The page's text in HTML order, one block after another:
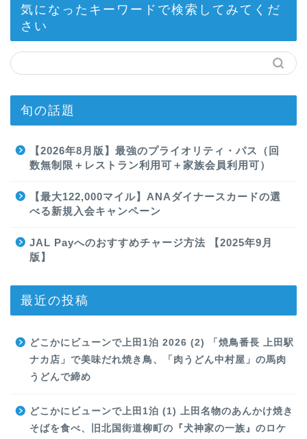
気になったキーワードで検索してみてくだ
さい
旬の話題
【2026年8月版】最強のプライオリティ・パス（回
数無制限＋レストラン利用可＋家族会員利用可）
【最大122,000マイル】ANAダイナースカードの選
べる新規入会キャンペーン
JAL Payへのおすすめチャージ方法 【2025年9月
版】
最近の投稿
どこかにビューンで上田1泊 2026 (2) 「焼鳥番長 上田駅
ナカ店」で美味だれ焼き鳥、「肉うどん中村屋」の馬肉
うどんで締め
どこかにビューンで上田1泊 (1) 上田名物のあんかけ焼き
そばを食べ、旧北国街道柳町の『犬神家の一族』のロケ